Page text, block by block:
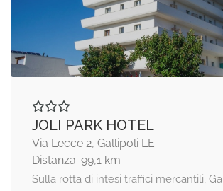
JOLI PARK HOTEL
Via Lecce 2, Gallipoli LE
Distanza: 99,1 km
Sulla rotta di intesi traffici mercantili,